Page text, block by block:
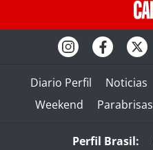
Diario Perfil Noticias
Weekend
Parabrisas
Perfil Brasil: